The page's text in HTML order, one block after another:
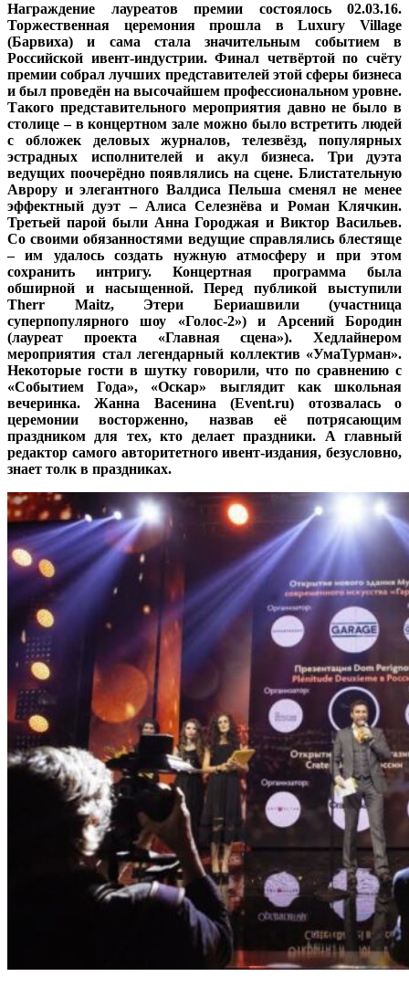
Награждение лауреатов премии состоялось 02.03.16.
Торжественная церемония прошла в Luxury Village
(Барвиха) и сама стала значительным событием в
Российской ивент-индустрии. Финал четвёртой по счёту
премии собрал лучших представителей этой сферы бизнеса
и был проведён на высочайшем профессиональном уровне.
Такого представительного мероприятия давно не было в
столице – в концертном зале можно было встретить людей
с обложек деловых журналов, телезвёзд, популярных
эстрадных исполнителей и акул бизнеса. Три дуэта
ведущих поочерёдно появлялись на сцене. Блистательную
Аврору и элегантного Валдиса Пельша сменял не менее
эффектный дуэт – Алиса Селезнёва и Роман Клячкин.
Третьей парой были Анна Городжая и Виктор Васильев.
Со своими обязанностями ведущие справлялись блестяще
– им удалось создать нужную атмосферу и при этом
сохранить интригу. Концертная программа была
обширной и насыщенной. Перед публикой выступили
Therr Maitz, Этери Бериашвили (участница
суперпопулярного шоу «Голос-2») и Арсений Бородин
(лауреат проекта «Главная сцена»). Хедлайнером
мероприятия стал легендарный коллектив «УмаТурман».
Некоторые гости в шутку говорили, что по сравнению с
«Событием Года», «Оскар» выглядит как школьная
вечеринка. Жанна Васенина (Event.ru) отозвалась о
церемонии восторженно, назвав её потрясающим
праздником для тех, кто делает праздники. А главный
редактор самого авторитетного ивент-издания, безусловно,
знает толк в праздниках.